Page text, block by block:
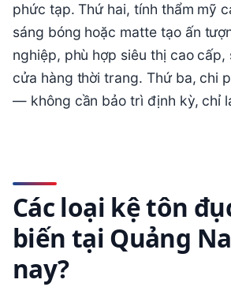
phức tạp. Thứ hai, tính thẩm mỹ
sáng bóng hoặc matte tạo ấn
nghiệp, phù hợp siêu thị cao cấp,
cửa hàng thời trang. Thứ ba, chi
— không cần bảo trì định kỳ, chỉ
Các loại kệ tôn
biến tại Quảng
nay?